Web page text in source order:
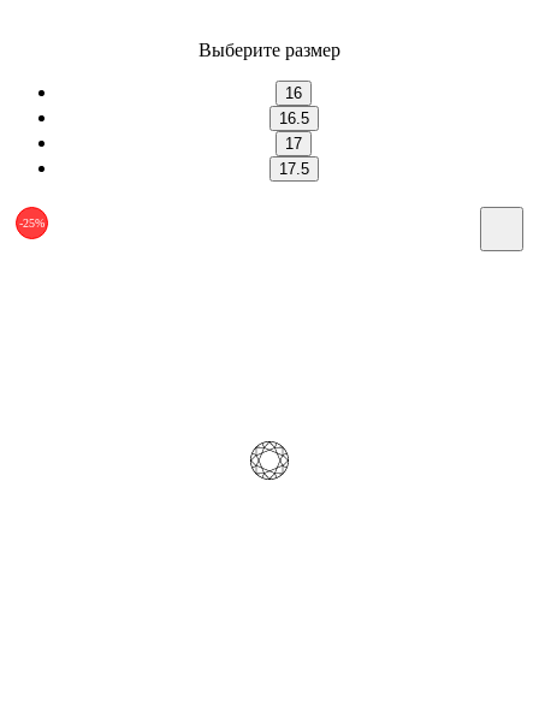
Выберите размер
16
16.5
17
17.5
-25%